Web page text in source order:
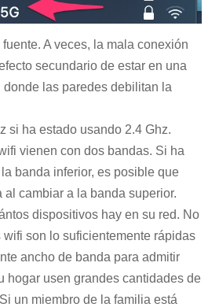
A veces, la mala conexión
secundario de estar en una
donde las paredes debilitan la
si ha estado usando 2.4 Ghz.
vienen con dos bandas. Si ha
banda inferior, es posible que
al cambiar a la banda superior.
dispositivos hay en su red. No
wifi son lo suficientemente rápidas
ancho de banda para admitir
hogar usen grandes cantidades de
un miembro de la familia está